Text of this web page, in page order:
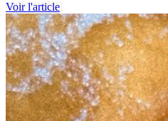
Voir l'article